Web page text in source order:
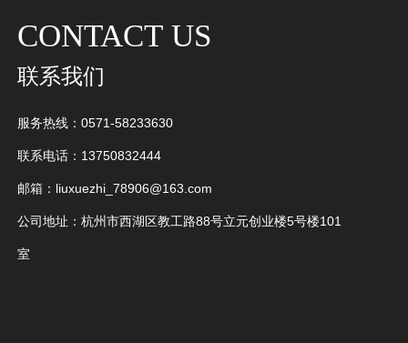
CONTACT US
联系我们
服务热线：0571-58233630
联系电话：13750832444
邮箱：liuxuezhi_78906@163.com
公司地址：杭州市西湖区教工路88号立元创业楼5号楼101
室